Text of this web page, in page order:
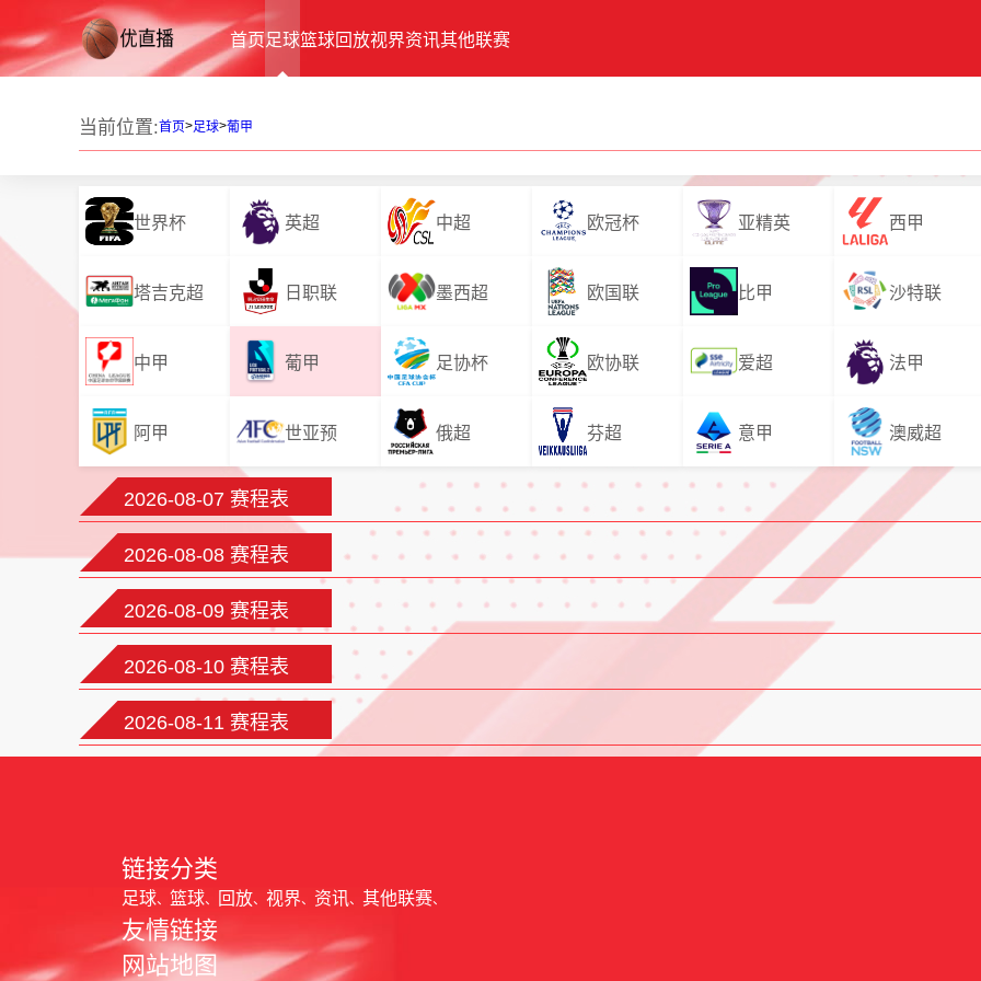
首页足球篮球回放视界资讯其他联赛
当前位置:首页>足球>葡甲
世界杯 英超 中超 欧冠杯 亚精英 西甲
塔吉克超 日职联 墨西超 欧国联 比甲 沙特联
中甲 葡甲 足协杯 欧协联 爱超 法甲
阿甲 世亚预 俄超 芬超 意甲 澳威超
2026-08-07 赛程表
2026-08-08 赛程表
2026-08-09 赛程表
2026-08-10 赛程表
2026-08-11 赛程表
链接分类
足球 篮球 回放 视界 资讯 其他联赛
友情链接
网站地图